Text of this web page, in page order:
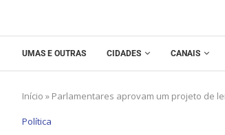
UMAS E OUTRAS CIDADES CANAIS
Início » Parlamentares aprovam um projeto de lei
Política